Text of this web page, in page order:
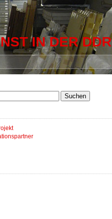
IN DER DDR